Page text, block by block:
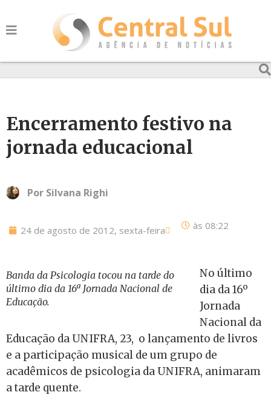
Encerramento festivo na
jornada educacional
Por Silvana Righi
24 de agosto de 2012, sexta-feira às 08:22
Banda da Psicologia tocou na tarde do
último dia da 16ª Jornada Nacional de
Educação.
No último
dia da 16º
Jornada
Nacional da
Educação da UNIFRA, 23, o lançamento de livros
e a participação musical de um grupo de
acadêmicos de psicologia da UNIFRA, animaram
a tarde quente.